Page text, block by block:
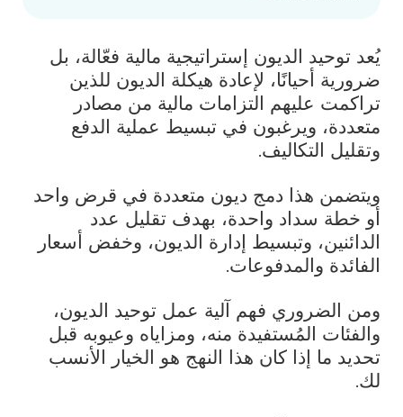
يُعد توحيد الديون إستراتيجية مالية فعّالة، بل
ضرورية أحيانًا، لإعادة هيكلة الديون للذين
تراكمت عليهم التزامات مالية من مصادر
متعددة، ويرغبون في تبسيط عملية الدفع
وتقليل التكاليف.
ويتضمن هذا دمج ديون متعددة في قرض واحد
أو خطة سداد واحدة، بهدف تقليل عدد
الدائنين، وتبسيط إدارة الديون، وخفض أسعار
الفائدة والمدفوعات.
ومن الضروري فهم آلية عمل توحيد الديون،
والفئات المُستفيدة منه، ومزاياه وعيوبه قبل
تحديد ما إذا كان هذا النهج هو الخيار الأنسب
لك.